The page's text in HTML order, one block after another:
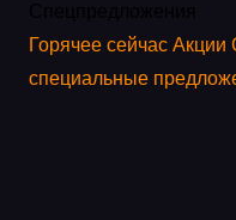
Горячее сейчас Акции
специальные